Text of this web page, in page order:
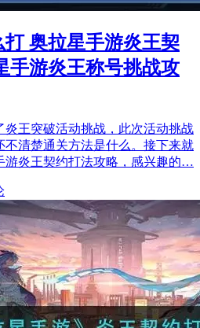
奥拉星手游炎王契
手游炎王称号挑战攻
炎王突破活动挑战，此次活动挑战
不清楚通关方法是什么。接下来就
游炎王契约打法攻略，感兴趣的…